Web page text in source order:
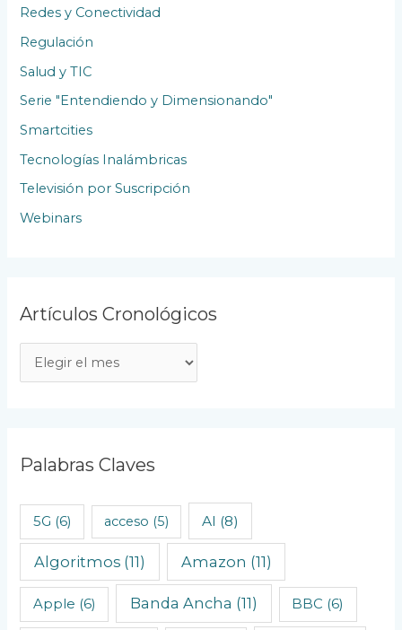
Redes y Conectividad
Regulación
Salud y TIC
Serie "Entendiendo y Dimensionando"
Smartcities
Tecnologías Inalámbricas
Televisión por Suscripción
Webinars
Artículos Cronológicos
r
c
l
o
C
Palabras Claves
5G (6) acceso (5) AI (8)
Algoritmos (11) Amazon (11)
Apple (6) Banda Ancha (11) BBC (6)